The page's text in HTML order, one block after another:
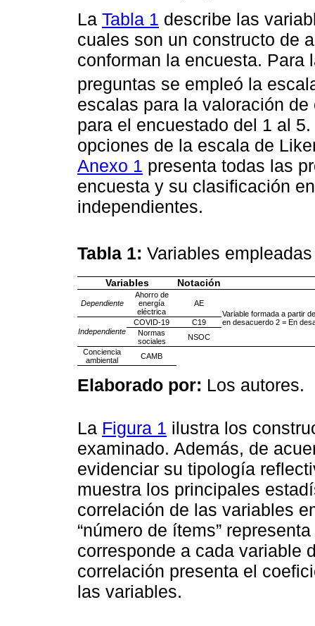
La Tabla 1 describe las
cuales son un constructo de
conforman la encuesta. Para
preguntas se empleó la
escalas para la valoración
para el encuestado del 1 al
opciones de la escala de
Anexo 1 presenta todas las
encuesta y su clasificación
independientes.
Tabla 1: Variables
Variables Notación
Dependiente
Ahorro de
energía
eléctrica
AE
Variable formada a partir
en desacuerdo 2 = En
Independiente
COVID-19
C19
Normas
sociales
NSOC
Conciencia
ambiental
CAMB
Elaborado por: Los autores.
La Figura 1 ilustra los
examinado. Además, de
evidenciar su tipología
muestra los principales
correlación de las variables
“número de ítems”
corresponde a cada variable
correlación presenta el
las variables.